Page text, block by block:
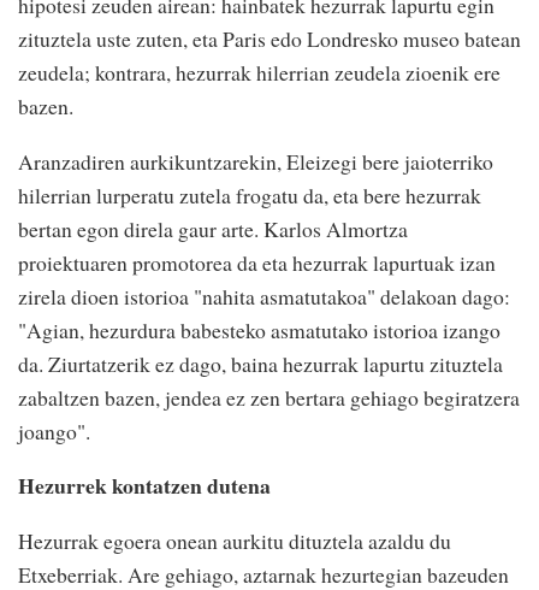
zituztela uste zuten, eta Paris edo Londresko museo batean
zeudela; kontrara, hezurrak hilerrian zeudela zioenik ere
bazen.
Aranzadiren aurkikuntzarekin, Eleizegi bere jaioterriko
hilerrian lurperatu zutela frogatu da, eta bere hezurrak
bertan egon direla gaur arte. Karlos Almortza
proiektuaren promotorea da eta hezurrak lapurtuak izan
zirela dioen istorioa "nahita asmatutakoa" delakoan dago:
"Agian, hezurdura babesteko asmatutako istorioa izango
da. Ziurtatzerik ez dago, baina hezurrak lapurtu zituztela
zabaltzen bazen, jendea ez zen bertara gehiago begiratzera
joango".
Hezurrek kontatzen dutena
Hezurrak egoera onean aurkitu dituztela azaldu du
Etxeberriak. Are gehiago, aztarnak hezurtegian bazeuden